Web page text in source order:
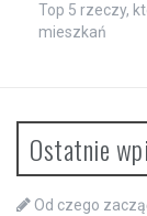
Top 5 rzeczy,
mieszkań
Ostatnie
Od czego